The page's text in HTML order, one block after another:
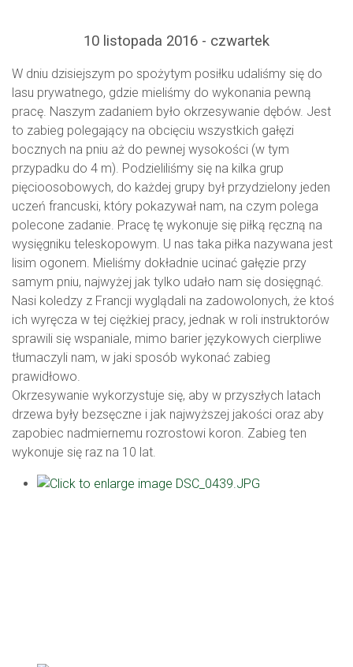
10 listopada 2016 - czwartek
W dniu dzisiejszym po spożytym posiłku udaliśmy się do
lasu prywatnego, gdzie mieliśmy do wykonania pewną
pracę. Naszym zadaniem było okrzesywanie dębów. Jest
to zabieg polegający na obcięciu wszystkich gałęzi
bocznych na pniu aż do pewnej wysokości (w tym
przypadku do 4 m). Podzieliliśmy się na kilka grup
pięcioosobowych, do każdej grupy był przydzielony jeden
uczeń francuski, który pokazywał nam, na czym polega
polecone zadanie. Pracę tę wykonuje się piłką ręczną na
wysięgniku teleskopowym. U nas taka piłka nazywana jest
lisim ogonem. Mieliśmy dokładnie ucinać gałęzie przy
samym pniu, najwyżej jak tylko udało nam się dosięgnąć.
Nasi koledzy z Francji wyglądali na zadowolonych, że ktoś
ich wyręcza w tej ciężkiej pracy, jednak w roli instruktorów
sprawili się wspaniale, mimo barier językowych cierpliwe
tłumaczyli nam, w jaki sposób wykonać zabieg
prawidłowo.
Okrzesywanie wykorzystuje się, aby w przyszłych latach
drzewa były bezsęczne i jak najwyższej jakości oraz aby
zapobiec nadmiernemu rozrostowi koron. Zabieg ten
wykonuje się raz na 10 lat.